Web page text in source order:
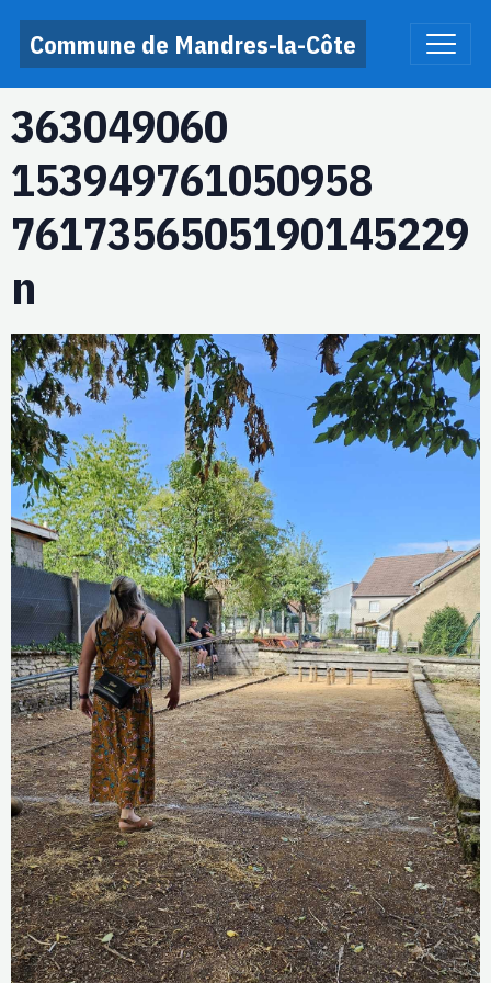
Commune de Mandres-la-Côte
363049060
153949761050958
7617356505190145229
n